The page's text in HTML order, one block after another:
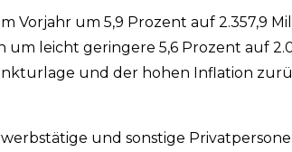
Vorjahr um 5,9 Prozent auf 2.357,9
um leicht geringere 5,6 Prozent auf
und der hohen Inflation
und sonstige